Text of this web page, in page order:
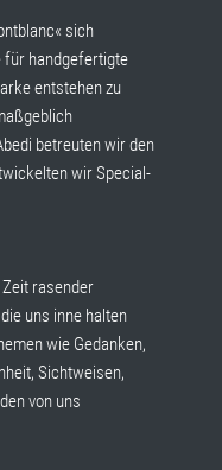
sich
für handgefertigte
entstehen zu
betreuten wir den
wir Special-
Zeit rasender
uns inne halten
wie Gedanken,
Sichtweisen,
von uns